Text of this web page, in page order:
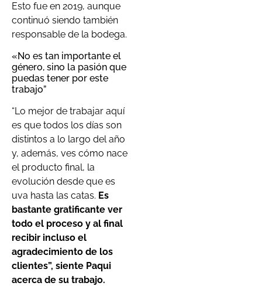
Esto fue en 2019, aunque
continuó siendo también
responsable de la bodega.
«No es tan importante el
género, sino la pasión que
puedas tener por este
trabajo”
“Lo mejor de trabajar aquí
es que todos los días son
distintos a lo largo del año
y, además, ves cómo nace
el producto final, la
evolución desde que es
uva hasta las catas. Es
bastante gratificante ver
todo el proceso y al final
recibir incluso el
agradecimiento de los
clientes”, siente Paqui
acerca de su trabajo.